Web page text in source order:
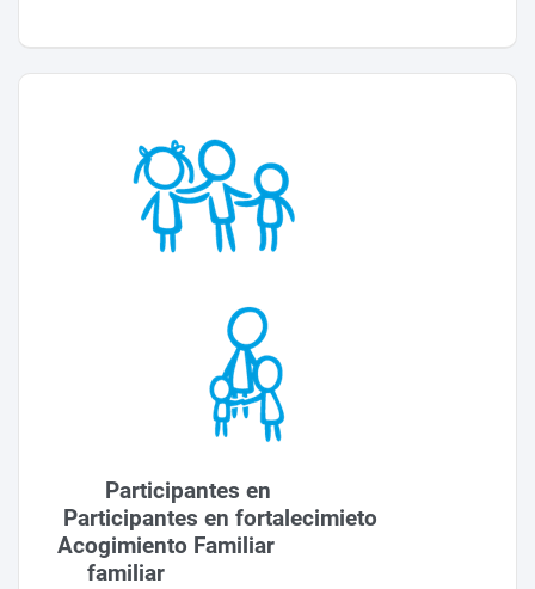
Participantes en
Participantes en fortalecimieto
Acogimiento Familiar
familiar